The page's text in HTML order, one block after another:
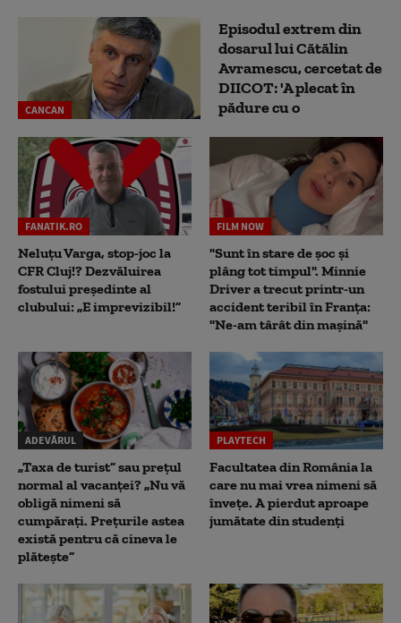
CANCAN
Episodul extrem din
dosarul lui Cătălin
Avramescu, cercetat de
DIICOT: 'A plecat în
pădure cu o
FANATIK.RO
Neluțu Varga, stop-joc la
CFR Cluj!? Dezvăluirea
fostului președinte al
clubului: „E imprevizibil!”
FILM NOW
"Sunt în stare de șoc și
plâng tot timpul". Minnie
Driver a trecut printr-un
accident teribil în Franța:
"Ne-am târât din mașină"
ADEVĂRUL
„Taxa de turist” sau prețul
normal al vacanței? „Nu vă
obligă nimeni să
cumpărați. Prețurile astea
există pentru că cineva le
plătește”
PLAYTECH
Facultatea din România la
care nu mai vrea nimeni să
înveţe. A pierdut aproape
jumătate din studenţi